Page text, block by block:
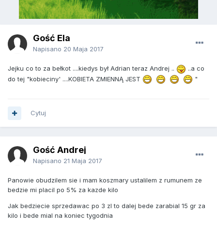
Gość Ela
Napisano 20 Maja 2017
Jejku co to za bełkot ....kiedys był Adrian teraz Andrej ..
..a co
do tej "kobieciny' ....KOBIETA ZMIENNĄ JEST
"
Cytuj
Gość Andrej
Napisano 21 Maja 2017
Panowie obudzilem sie i mam koszmary ustalilem z rumunem ze
bedzie mi placil po 5% za kazde kilo
Jak bedziecie sprzedawac po 3 zl to dalej bede zarabial 15 gr za
kilo i bede mial na koniec tygodnia